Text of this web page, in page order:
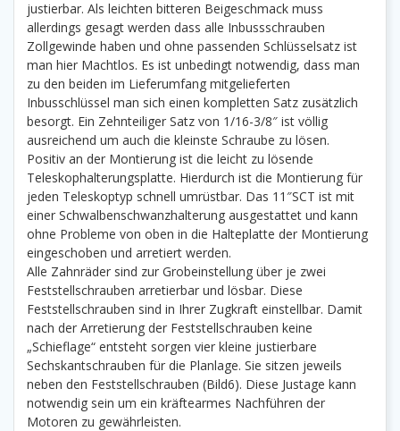
justierbar. Als leichten bitteren Beigeschmack muss
allerdings gesagt werden dass alle Inbussschrauben
Zollgewinde haben und ohne passenden Schlüsselsatz ist
man hier Machtlos. Es ist unbedingt notwendig, dass man
zu den beiden im Lieferumfang mitgelieferten
Inbusschlüssel man sich einen kompletten Satz zusätzlich
besorgt. Ein Zehnteiliger Satz von 1/16-3/8″ ist völlig
ausreichend um auch die kleinste Schraube zu lösen.
Positiv an der Montierung ist die leicht zu lösende
Teleskophalterungsplatte. Hierdurch ist die Montierung für
jeden Teleskoptyp schnell umrüstbar. Das 11″SCT ist mit
einer Schwalbenschwanzhalterung ausgestattet und kann
ohne Probleme von oben in die Halteplatte der Montierung
eingeschoben und arretiert werden.
Alle Zahnräder sind zur Grobeinstellung über je zwei
Feststellschrauben arretierbar und lösbar. Diese
Feststellschrauben sind in Ihrer Zugkraft einstellbar. Damit
nach der Arretierung der Feststellschrauben keine
„Schieflage“ entsteht sorgen vier kleine justierbare
Sechskantschrauben für die Planlage. Sie sitzen jeweils
neben den Feststellschrauben (Bild6). Diese Justage kann
notwendig sein um ein kräftearmes Nachführen der
Motoren zu gewährleisten.